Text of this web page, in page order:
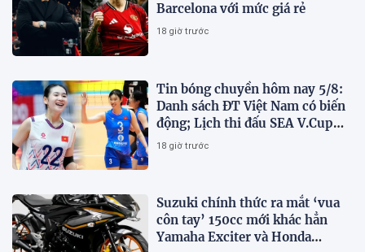
Barcelona với mức giá rẻ
18 giờ trước
Tin bóng chuyền hôm nay 5/8:
Danh sách ĐT Việt Nam có biến
động; Lịch thi đấu SEA V.Cup
2026
18 giờ trước
Suzuki chính thức ra mắt ‘vua
côn tay’ 150cc mới khác hẳn
Yamaha Exciter và Honda